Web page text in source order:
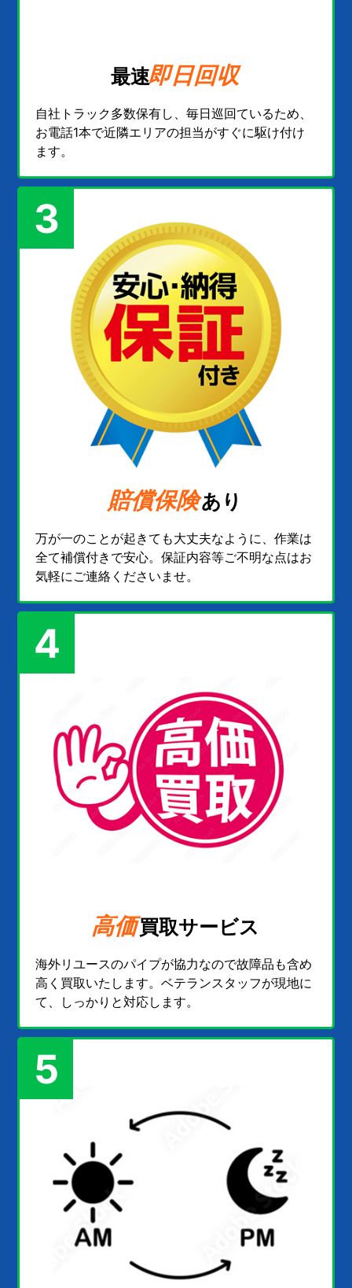
最速即日回収
自社トラック多数保有し、毎日巡回ているため、
お電話1本で近隣エリアの担当がすぐに駆け付け
ます。
3
賠償保険あり
万が一のことが起きても大丈夫なように、作業は
全て補償付きで安心。保証内容等ご不明な点はお
気軽にご連絡くださいませ。
4
高価買取サービス
海外リユースのパイプが協力なので故障品も含め
高く買取いたします。ベテランスタッフが現地に
て、しっかりと対応します。
5